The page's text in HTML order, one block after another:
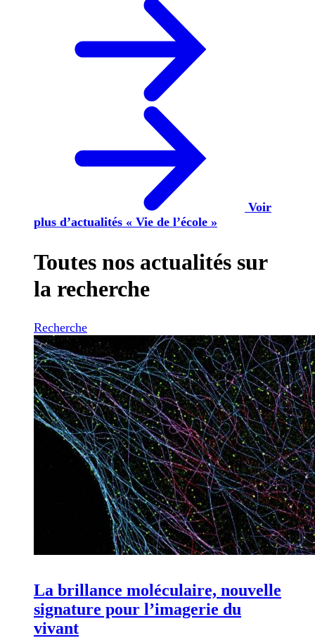
Voir
plus d’actualités « Vie de l’école »
Toutes nos actualités sur
la recherche
Recherche
La brillance moléculaire, nouvelle
signature pour l’imagerie du
vivant